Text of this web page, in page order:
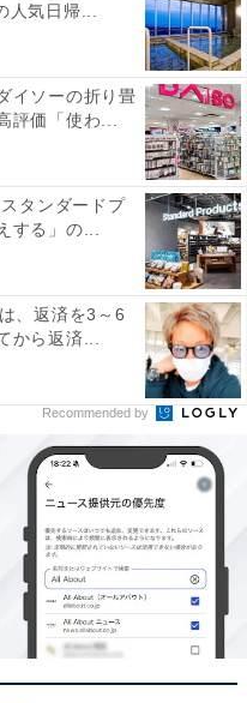
人気日帰...
イソーの折り畳
評価「使わ...
タンダードプ
する」の...
、返済を3～6
から返済...
Recommended by